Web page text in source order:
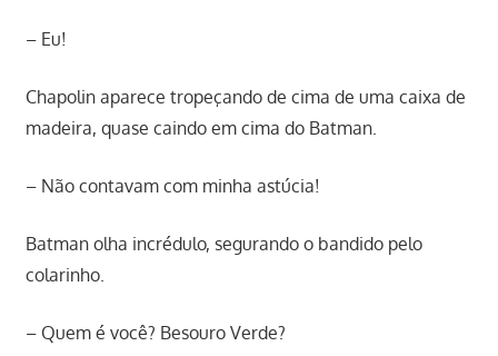
– Eu!
Chapolin aparece tropeçando de cima de uma caixa de
madeira, quase caindo em cima do Batman.
– Não contavam com minha astúcia!
Batman olha incrédulo, segurando o bandido pelo
colarinho.
– Quem é você? Besouro Verde?